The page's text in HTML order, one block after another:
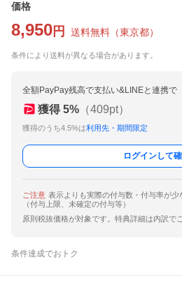
価格
8,950 円 送料無料 （東京都）
条件により送料が異なる場合があります。
全額PayPay残高で支払い&LINEと連携で
獲得 5% （409pt）
獲得のうち4.5%は利用先・期間限定
ログインして
ご注意 表示よりも実際の付与数・付与率が少
（付与上限、未確定の付与等）
原則税抜価格が対象です。特典詳細は内訳で
条件達成でおトク